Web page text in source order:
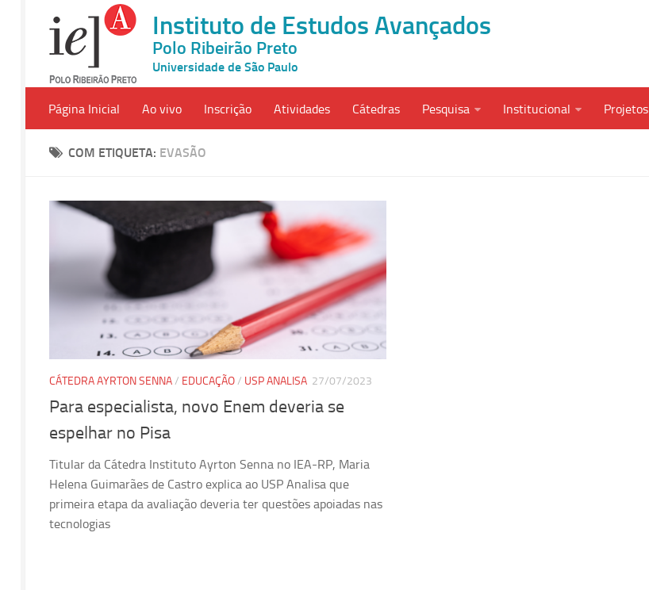
Instituto de Estudos Avançados
Polo Ribeirão Preto
Universidade de São Paulo
Página Inicial Ao vivo Inscrição Atividades Cátedras Pesquisa Institucional Projetos
COM ETIQUETA: EVASÃO
CÁTEDRA AYRTON SENNA/ EDUCAÇÃO/ USP ANALISA 27/07/2023
Para especialista, novo Enem deveria se
espelhar no Pisa
Titular da Cátedra Instituto Ayrton Senna no IEA-RP, Maria
Helena Guimarães de Castro explica ao USP Analisa que
primeira etapa da avaliação deveria ter questões apoiadas nas
tecnologias